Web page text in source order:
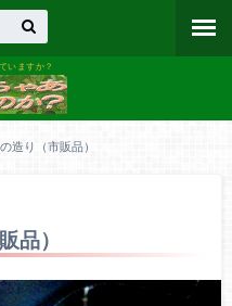
いますか？
造り（市販品）
品）